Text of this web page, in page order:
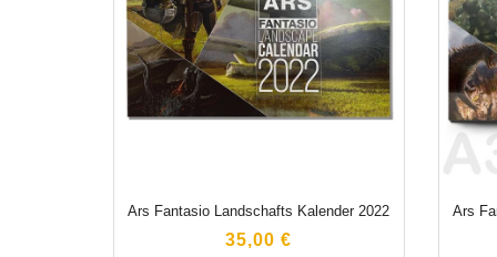
Ars Fantasio Landschafts Kalender 2022
35,00 €
Ars